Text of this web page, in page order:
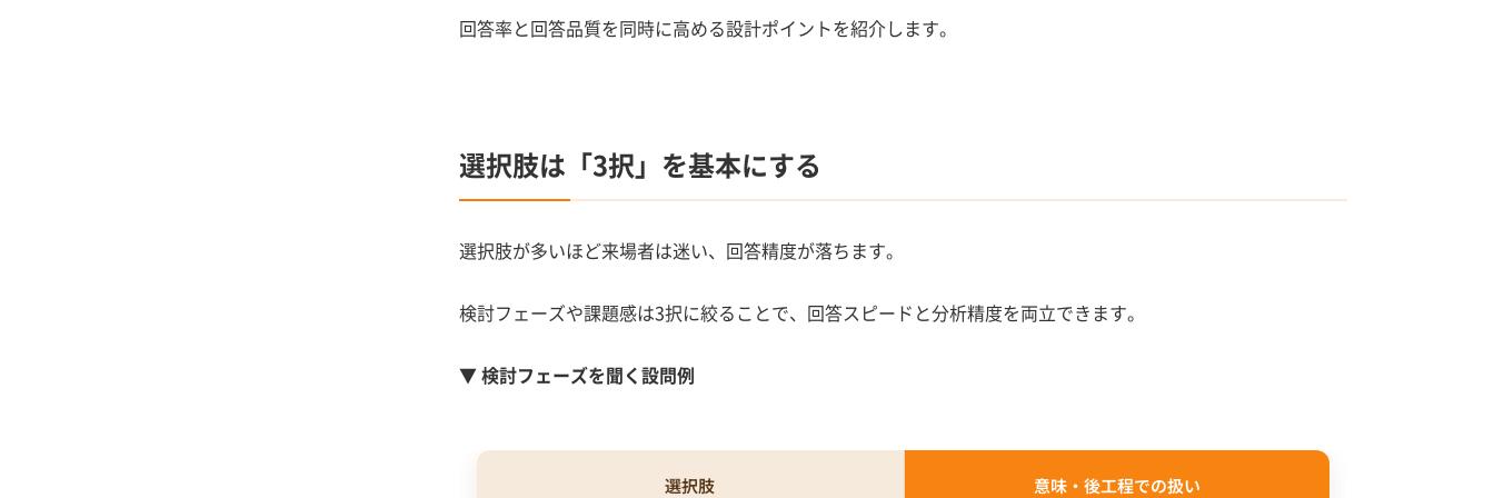
回答率と回答品質を同時に高める設計ポイントを紹介します。
選択肢は「3択」を基本にする
選択肢が多いほど来場者は迷い、回答精度が落ちます。
検討フェーズや課題感は3択に絞ることで、回答スピードと分析精度を両立できます。
▼ 検討フェーズを聞く設問例
選択肢 意味・後工程での扱い